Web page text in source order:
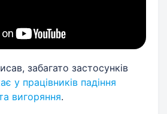
забагато застосунків
у працівників падіння
вигоряння.